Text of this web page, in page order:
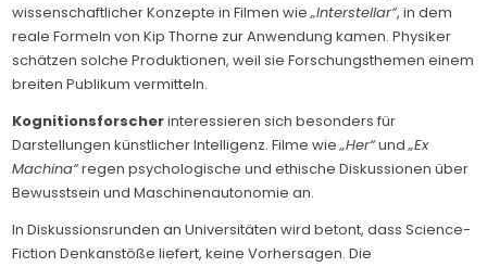
wissenschaftlicher Konzepte in Filmen wie„Interstellar“, in dem
reale Formeln von Kip Thorne zur Anwendung kamen. Physiker
schätzen solche Produktionen, weil sie Forschungsthemen einem
breiten Publikum vermitteln.
Kognitionsforscherinteressieren sich besonders für
Darstellungen künstlicher Intelligenz. Filme wie„Her“und„Ex
Machina“regen psychologische und ethische Diskussionen über
Bewusstsein und Maschinenautonomie an.
In Diskussionsrunden an Universitäten wird betont, dass Science-
Fiction Denkanstöße liefert, keine Vorhersagen. Die